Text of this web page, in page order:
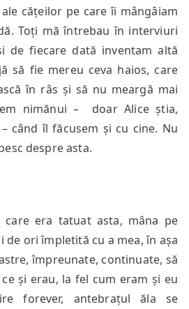
cățeilor pe care îi mângâiam
Toți mă întrebau în interviuri
de fiecare dată inventam altă
să fie mereu ceva haios, care
în râs și să nu meargă mai
nimănui – doar Alice știa,
când îl făcusem și cu cine. Nu
despre asta.
era tatuat asta, mâna pe
de ori împletită cu a mea, în așa
împreunate, continuate, să
și erau, la fel cum eram și eu
forever, antebrațul ăla se